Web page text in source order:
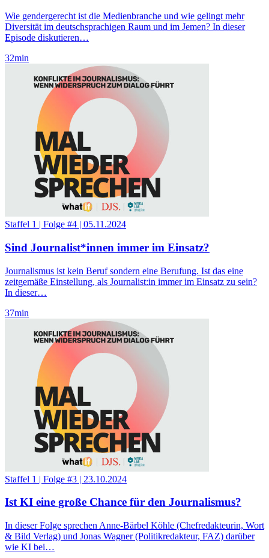
Wie gendergerecht ist die Medienbranche und wie gelingt mehr
Diversität im deutschsprachigen Raum und im Jemen? In dieser
Episode diskutieren…
32min
Staffel 1 | Folge #4 | 05.11.2024
Sind Journalist*innen immer im Einsatz?
Journalismus ist kein Beruf sondern eine Berufung. Ist das eine
zeitgemäße Einstellung, als Journalist:in immer im Einsatz zu sein?
In dieser…
37min
Staffel 1 | Folge #3 | 23.10.2024
Ist KI eine große Chance für den Journalismus?
In dieser Folge sprechen Anne-Bärbel Köhle (Chefredakteurin, Wort
& Bild Verlag) und Jonas Wagner (Politikredakteur, FAZ) darüber
wie KI bei…